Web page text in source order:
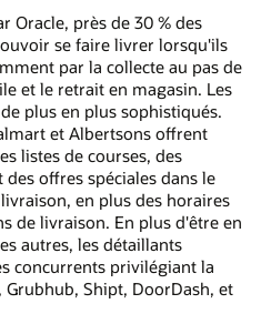
Oracle, près de 30 % des
se faire livrer lorsqu'ils
par la collecte au pas de
et le retrait en magasin. Les
plus en plus sophistiqués.
et Albertsons offrent
listes de courses, des
offres spéciales dans le
en plus des horaires
de livraison. En plus d'être en
autres, les détaillants
concurrents privilégiant la
Shipt, DoorDash, et